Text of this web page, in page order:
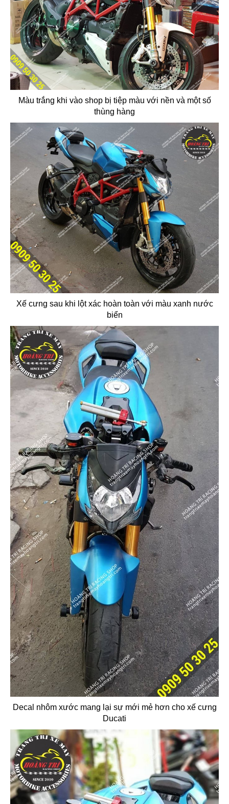
Màu trắng khi vào shop bị tiệp màu với nền và một số
thùng hàng
Xế cưng sau khi lột xác hoàn toàn với màu xanh nước
biển
Decal nhôm xước mang lại sự mới mẻ hơn cho xế cưng
Ducati